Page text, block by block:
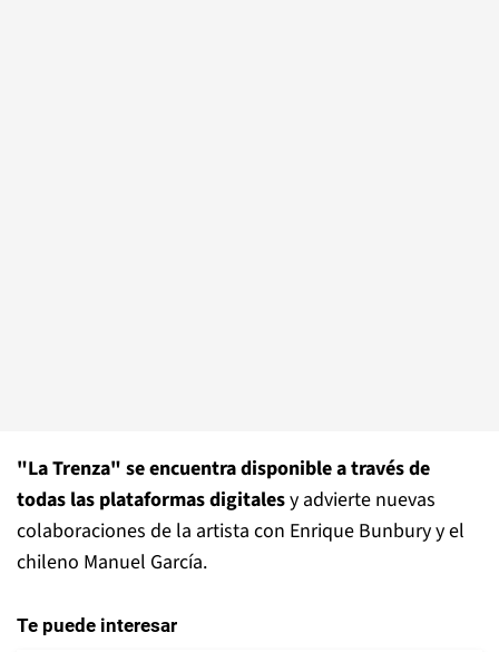
"La Trenza" se encuentra disponible a través de
todas las plataformas digitalesy advierte nuevas
colaboraciones de la artista con Enrique Bunbury y el
chileno Manuel García.
Te puede interesar